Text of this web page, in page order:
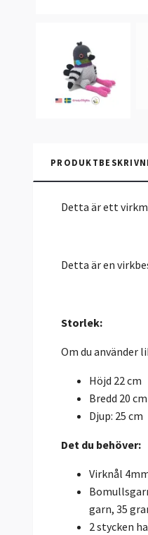
Detta är ett
Detta är en
Storlek:
Om du använder
Höjd 22 cm
Bredd 20 cm
Djup: 25 cm
Det du behöver:
Virknål
garn, 35
2 stycken